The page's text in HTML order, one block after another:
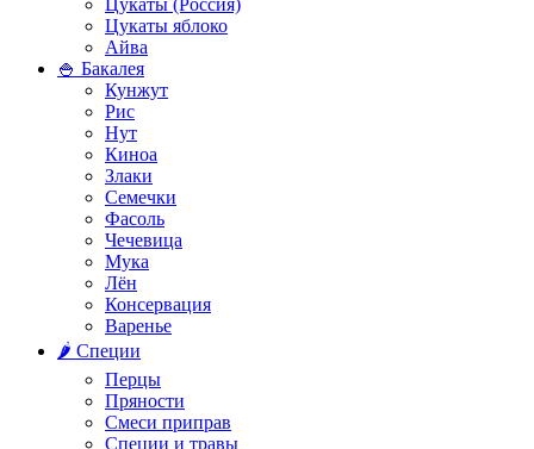
Цукаты яблоко
Айва
🍚 Бакалея
Кунжут
Рис
Нут
Киноа
Злаки
Семечки
Фасоль
Чечевица
Мука
Лён
Консервация
Варенье
🌶️ Специи
Перцы
Пряности
Смеси приправ
Специи и травы